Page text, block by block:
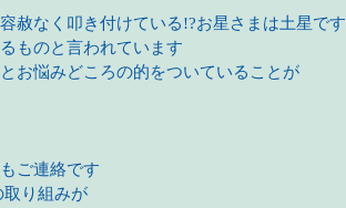
赦なく叩き付けている!?お星さまは土星です
ものと言われています
お悩みどころの的をついていることが
ご連絡です
取り組みが